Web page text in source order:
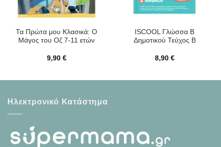
Τα Πρώτα μου Κλασικά: Ο
Μάγος του Οζ 7-11 ετών
9,90 €
ISCOOL Γλώσσα B
Δημοτικού Τεύχος Β
8,90 €
Ηλεκτρονικό Κατάστημα